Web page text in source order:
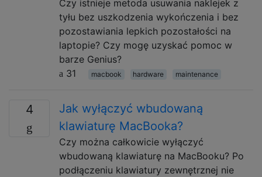
Czy istnieje metoda usuwania naklejek z
tyłu bez uszkodzenia wykończenia i bez
pozostawiania lepkich pozostałości na
laptopie? Czy mogę uzyskać pomoc w
barze Genius?
31
macbook hardware maintenance
4
Jak wyłączyć wbudowaną
klawiaturę MacBooka?
Czy można całkowicie wyłączyć
wbudowaną klawiaturę na MacBooku? Po
podłączeniu klawiatury zewnętrznej nie